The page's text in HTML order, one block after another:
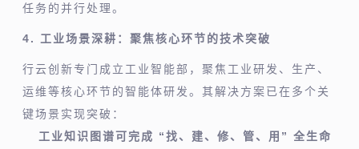
任务的并行处理。
4. 工业场景深耕：聚焦核心环节的技术突破
行云创新专门成立工业智能部，聚焦工业研发、生产、
运维等核心环节的智能体研发。其解决方案已在多个关
键场景实现突破：
工业知识图谱可完成 “找、建、修、管、用” 全生命